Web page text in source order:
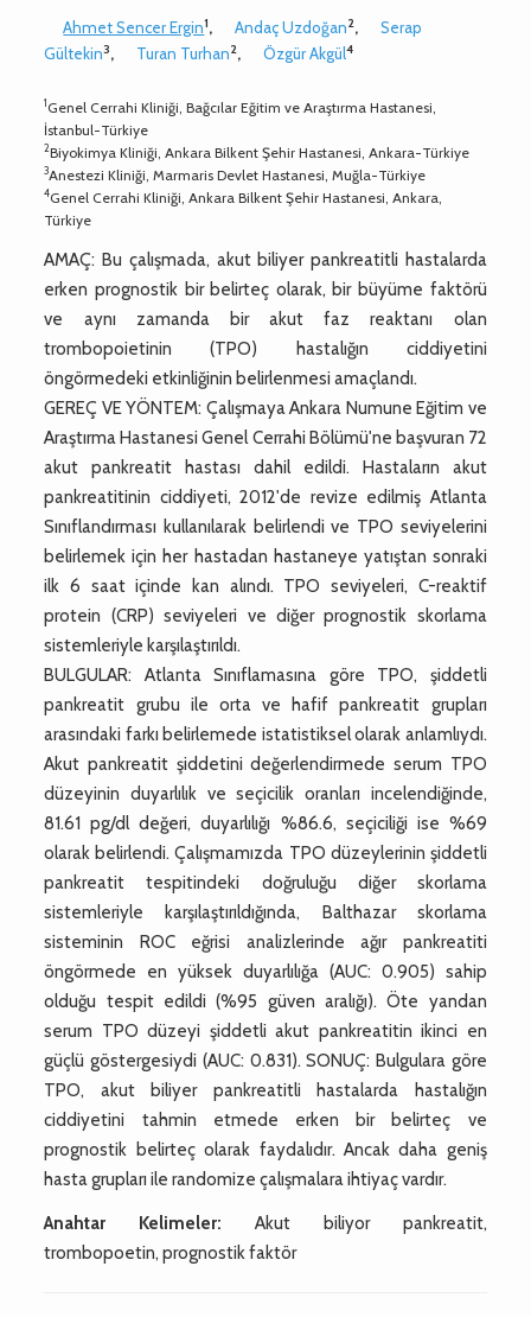
Ahmet Sencer Ergin1, Andaç Uzdoğan2,
Serap
Gültekin3, Turan Turhan2, Özgür Akgül4
1Genel Cerrahi Kliniği, Bağcılar Eğitim ve Araştırma Hastanesi,
İstanbul-Türkiye
2Biyokimya Kliniği, Ankara Bilkent Şehir Hastanesi, Ankara-Türkiye
3Anestezi Kliniği, Marmaris Devlet Hastanesi, Muğla-Türkiye
4Genel Cerrahi Kliniği, Ankara Bilkent Şehir Hastanesi, Ankara,
Türkiye
AMAÇ: Bu çalışmada, akut biliyer pankreatitli hastalarda
erken prognostik bir belirteç olarak, bir büyüme faktörü
ve aynı zamanda bir akut faz reaktanı olan
trombopoietinin (TPO) hastalığın ciddiyetini
öngörmedeki etkinliğinin belirlenmesi amaçlandı.
GEREÇ VE YÖNTEM: Çalışmaya Ankara Numune Eğitim ve
Araştırma Hastanesi Genel Cerrahi Bölümü'ne başvuran 72
akut pankreatit hastası dahil edildi. Hastaların akut
pankreatitinin ciddiyeti, 2012'de revize edilmiş Atlanta
Sınıflandırması kullanılarak belirlendi ve TPO seviyelerini
belirlemek için her hastadan hastaneye yatıştan sonraki
ilk 6 saat içinde kan alındı. TPO seviyeleri, C-reaktif
protein (CRP) seviyeleri ve diğer prognostik skorlama
sistemleriyle karşılaştırıldı.
BULGULAR: Atlanta Sınıflamasına göre TPO, şiddetli
pankreatit grubu ile orta ve hafif pankreatit grupları
arasındaki farkı belirlemede istatistiksel olarak anlamlıydı.
Akut pankreatit şiddetini değerlendirmede serum TPO
düzeyinin duyarlılık ve seçicilik oranları incelendiğinde,
81.61 pg/dl değeri, duyarlılığı %86.6, seçiciliği ise %69
olarak belirlendi. Çalışmamızda TPO düzeylerinin şiddetli
pankreatit tespitindeki doğruluğu diğer skorlama
sistemleriyle karşılaştırıldığında, Balthazar skorlama
sisteminin ROC eğrisi analizlerinde ağır pankreatiti
öngörmede en yüksek duyarlılığa (AUC: 0.905) sahip
olduğu tespit edildi (%95 güven aralığı). Öte yandan
serum TPO düzeyi şiddetli akut pankreatitin ikinci en
güçlü göstergesiydi (AUC: 0.831). SONUÇ: Bulgulara göre
TPO, akut biliyer pankreatitli hastalarda hastalığın
ciddiyetini tahmin etmede erken bir belirteç ve
prognostik belirteç olarak faydalıdır. Ancak daha geniş
hasta grupları ile randomize çalışmalara ihtiyaç vardır.
Anahtar Kelimeler: Akut biliyor pankreatit,
trombopoetin, prognostik faktör